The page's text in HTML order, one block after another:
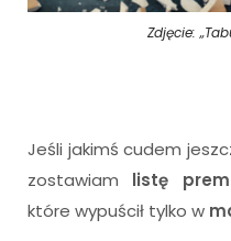
Zdjęcie:
Jeśli jakimś cudem
zostawiam listę
które wypuścił tylko w